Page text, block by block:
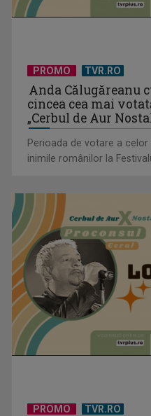
Tenis internațional la Târgu
finalele AXERIA Open ...
TVR Sport transmite în
Campionatelor ...
PROMO TVR.RO
Anda Călugăreanu
cincea cea mai
„Cerbul de Aur
Perioada de votare a
inimile românilor la
PROMO TVR.RO